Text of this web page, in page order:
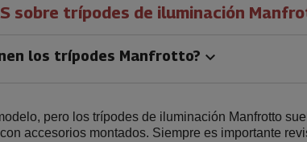
sobre trípodes de iluminación
los trípodes Manfrotto? keyboard_arrow_down
pero los trípodes de iluminación Manfrotto
accesorios montados. Siempre es importante